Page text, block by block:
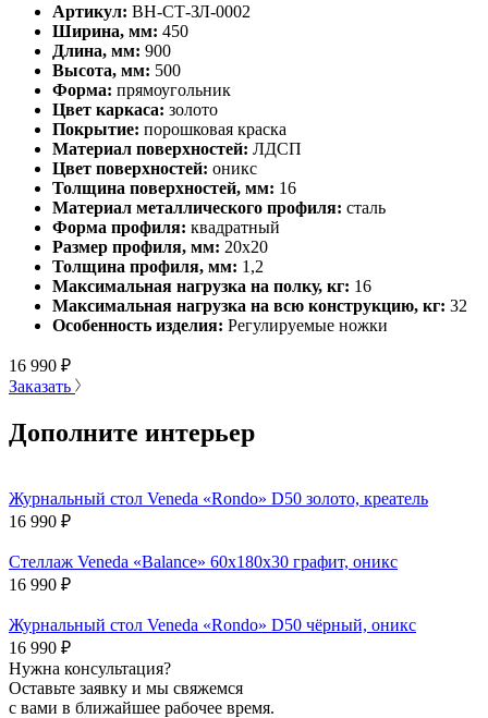
Артикул: ВН-СТ-ЗЛ-0002
Ширина, мм: 450
Длина, мм: 900
Высота, мм: 500
Форма: прямоугольник
Цвет каркаса: золото
Покрытие: порошковая краска
Материал поверхностей: ЛДСП
Цвет поверхностей: оникс
Толщина поверхностей, мм: 16
Материал металлического профиля: сталь
Форма профиля: квадратный
Размер профиля, мм: 20х20
Толщина профиля, мм: 1,2
Максимальная нагрузка на полку, кг: 16
Максимальная нагрузка на всю конструкцию, кг: 32
Особенность изделия: Регулируемые ножки
16 990 ₽
Заказать
Дополните интерьер
Журнальный стол Veneda «Rondo» D50 золото, креатель
16 990 ₽
Стеллаж Veneda «Balance» 60х180х30 графит, оникс
16 990 ₽
Журнальный стол Veneda «Rondo» D50 чёрный, оникс
16 990 ₽
Нужна консультация?
Оставьте заявку и мы свяжемся
с вами в ближайшее рабочее время.